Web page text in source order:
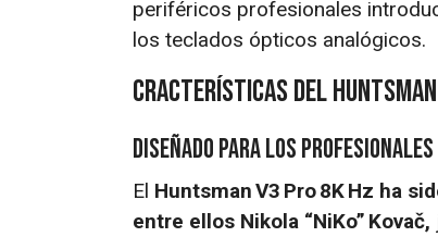
periféricos profesionales
los teclados ópticos analógicos.
Cracterísticas del Huntsman
Diseñado para los
El Huntsman V3 Pro 8K Hz ha
entre ellos Nikola “NiKo” Kovač,